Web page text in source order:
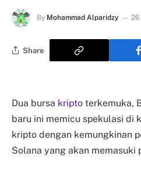
By Mohammad Alparidzy 26
Share
Dua bursa kripto terkemuka,
baru ini memicu spekulasi di
kripto dengan kemungkinan
Solana yang akan memasuki